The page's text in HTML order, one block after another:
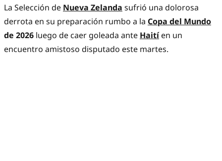
La Selección de Nueva Zelanda sufrió una dolorosa
derrota en su preparación rumbo a la Copa del Mundo
de 2026 luego de caer goleada ante Haití en un
encuentro amistoso disputado este martes.